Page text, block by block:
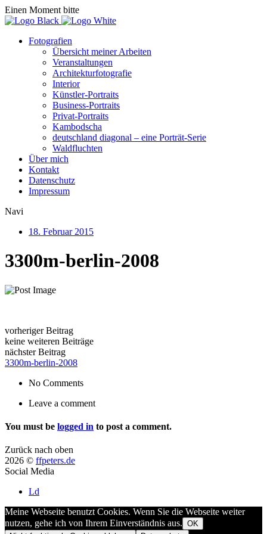
Einen Moment bitte
Fotografien
Übersicht meiner Arbeiten
Veranstaltungen
Architekturfotografie
Interior
Künstler-Portraits
Business-Portraits
Privat-Portraits
Kambodscha
deutschland diagonal – eine Porträt-Serie
Waldfluchten
Über mich
Kontakt
Datenschutz
Impressum
Navi
18. Februar 2015
3300m-berlin-2008
vorheriger Beitrag
keine weiteren Beiträge
nächster Beitrag
3300m-berlin-2008
No Comments
Leave a comment
You must be logged in to post a comment.
Zurück nach oben
2026 © ffpeters.de
Social Media
Ld
Meine Webseite benutzt Cookies. Wenn Sie die Webseite weiter
nutzen, gehe ich von Ihrem Einverständnis aus. OK